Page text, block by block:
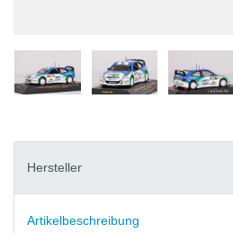
Hersteller
Artikelbeschreibung